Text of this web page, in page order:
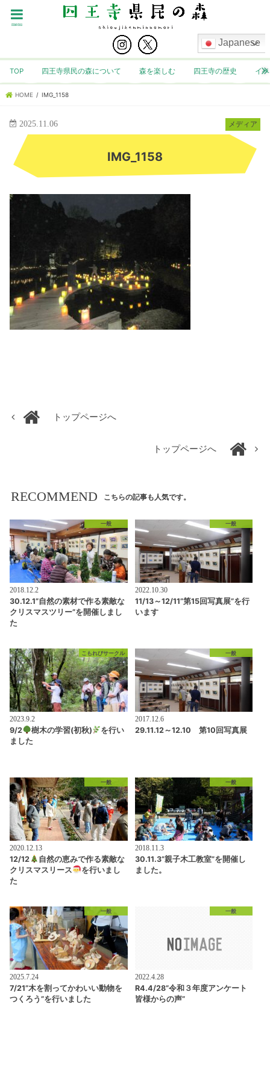
Japanese
menu
TOP 四王寺県民の森について 森を楽しむ 四王寺の歴史 イ
HOME IMG_1158
メディア
2025.11.06
IMG_1158
トップページへ
トップページへ
RECOMMEND こちらの記事も人気です。
一般
2018.12.2
30.12.1”自然の素材で作る素敵な
クリスマスツリー”を開催しまし
た
一般
2022.10.30
11/13～12/11”第15回写真展”を行
います
こもれびサークル
2023.9.2
9/2 樹木の学習(初秋)
を行い
ました
一般
2017.12.6
29.11.12～12.10 第10回写真展
一般
2020.12.13
12/12
自然の恵みで作る素敵な
クリスマスリース
を行いまし
た
一般
2018.11.3
30.11.3”親子木工教室”を開催し
ました。
一般
2025.7.24
7/21”木を割ってかわいい動物を
つくろう”を行いました
一般
2022.4.28
R4.4/28”令和３年度アンケート
皆様からの声”